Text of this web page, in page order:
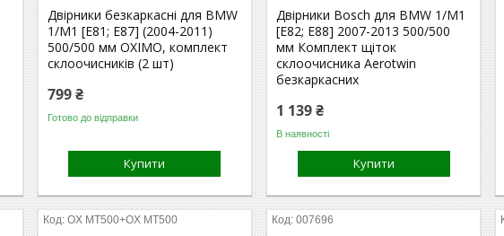
Двірники безкаркасні для BMW
1/M1 [E81; E87] (2004-2011)
500/500 мм OXIMO, комплект
склоочисників (2 шт)
799 ₴
Готово до відправки
Купити
Двірники Bosch для BMW 1/M1
[E82; E88] 2007-2013 500/500
мм Комплект щіток
склоочисника Aerotwin
безкаркасних
1 139 ₴
В наявності
Купити
OX MT500+OX MT500 007696